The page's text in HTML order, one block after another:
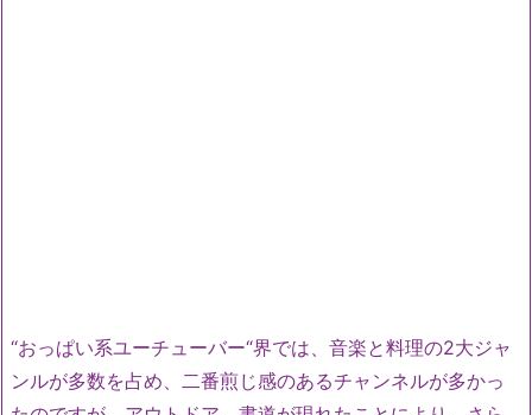
“おっぱい系ユーチューバー“界では、音楽と料理の2大ジャ
ンルが多数を占め、二番煎じ感のあるチャンネルが多かっ